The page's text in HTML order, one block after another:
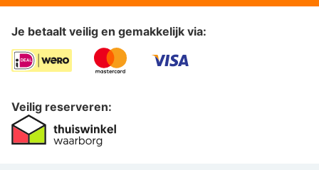
Je betaalt veilig en gemakkelijk via:
Veilig reserveren: